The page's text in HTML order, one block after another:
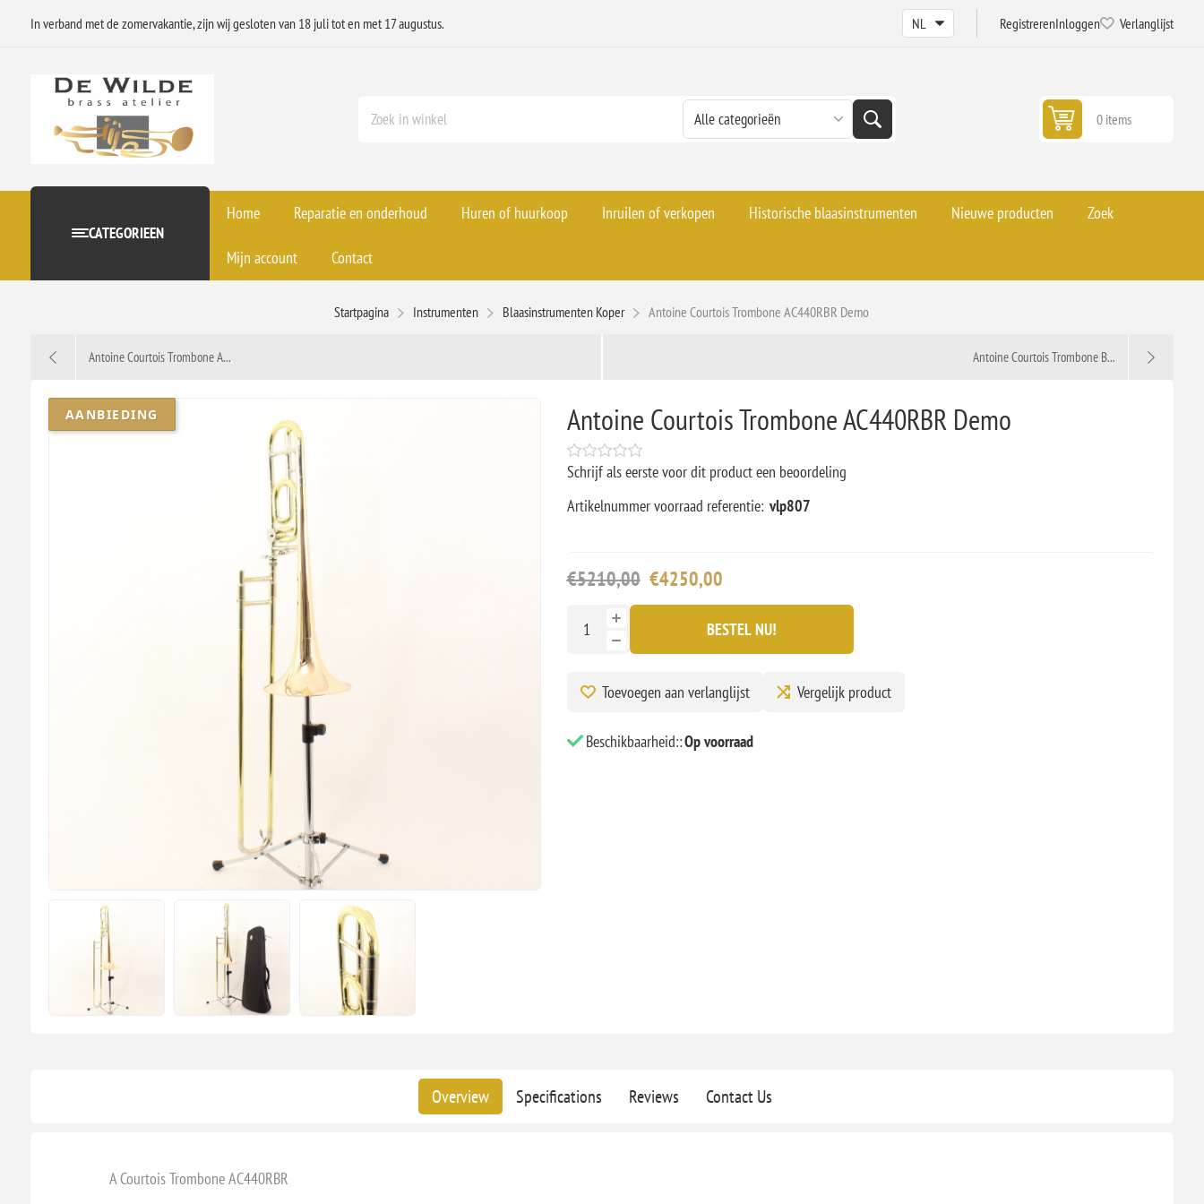
In verband met de zomervakantie, zijn wij gesloten van 18 juli tot en met 17 augustus. RegistrerenInloggen Verlanglijst
0 items
CATEGORIEEN
Home Reparatie en onderhoud Huren of huurkoop Inruilen of verkopen Historische blaasinstrumenten Nieuwe producten Zoek
Mijn account Contact
Startpagina Instrumenten Blaasinstrumenten Koper Antoine Courtois Trombone AC440RBR Demo
Antoine Courtois Trombone A... Antoine Courtois Trombone B...
AANBIEDING Antoine Courtois Trombone AC440RBR Demo
Schrijf als eerste voor dit product een beoordeling
Artikelnummer voorraad referentie: vlp807
€5210,00 €4250,00
BESTEL NU!
Toevoegen aan verlanglijst Vergelijk product
Beschikbaarheid::Op voorraad
Overview Specifications Reviews Contact Us
A Courtois Trombone AC440RBR